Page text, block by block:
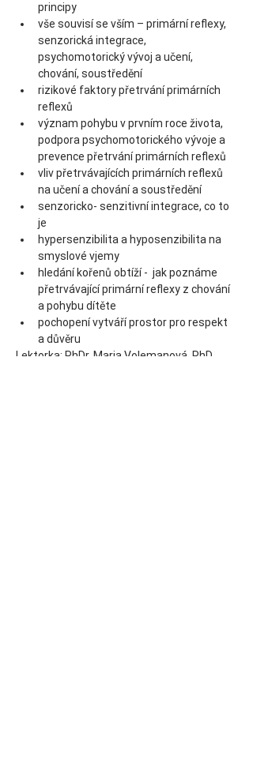
principy
vše souvisí se vším – primární reflexy,
senzorická integrace,
psychomotorický vývoj a učení,
chování, soustředění
rizikové faktory přetrvání primárních
reflexů
význam pohybu v prvním roce života,
podpora psychomotorického vývoje a
prevence přetrvání primárních reflexů
vliv přetrvávajících primárních reflexů
na učení a chování a soustředění
senzoricko- senzitivní integrace, co to
je
hypersenzibilita a hyposenzibilita na
smyslové vjemy
hledání kořenů obtíží -  jak poznáme
přetrvávající primární reflexy z chování
a pohybu dítěte
pochopení vytváří prostor pro respekt
a důvěru
Lektorka: PhDr. Marja Volemanová, PhD.